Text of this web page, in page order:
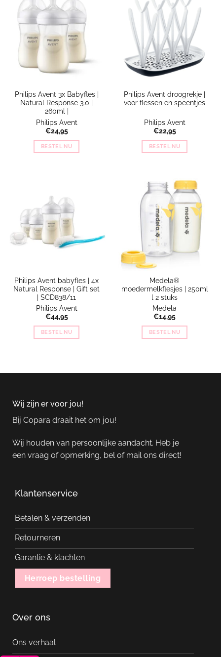
Philips Avent 3x Babyfles |
Natural Response 3.0 |
260ml |
Philips Avent
€24,95
BESTEL NU
Philips Avent droogrekje |
voor flessen en speentjes
Philips Avent
€22,95
BESTEL NU
Philips Avent babyfles | 4x
Natural Response | Gift set
| SCD838/11
Philips Avent
€44,95
BESTEL NU
Medela®
moedermelkflesjes | 250ml
l 2 stuks
Medela
€14,95
BESTEL NU
Wij zijn er voor jou!
Bij Copara draait het om jou!
Wij houden van persoonlijke aandacht. Heb je
een vraag of opmerking, bel of mail ons direct!
Klantenservice
Betalen & verzenden
Retourneren
Garantie & klachten
Herroep bestelling
Over ons
Ons verhaal